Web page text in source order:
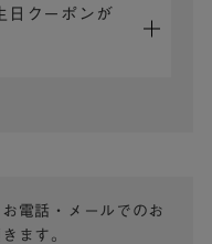
日クーポンが
電話・メールでのお
ます。